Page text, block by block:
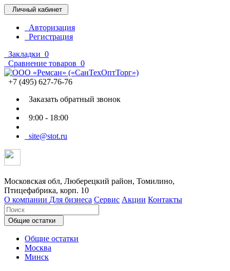
Личный кабинет
Авторизация
Регистрация
Закладки 0
Сравнение товаров 0
+7 (495) 627-76-76
Заказать обратный звонок
9:00 - 18:00
site@stot.ru
Московская обл, Люберецкий район, Томилино,
Птицефабрика, корп. 10
О компании Для бизнеса Сервис Акции Контакты
Общие остатки
Общие остатки
Москва
Минск